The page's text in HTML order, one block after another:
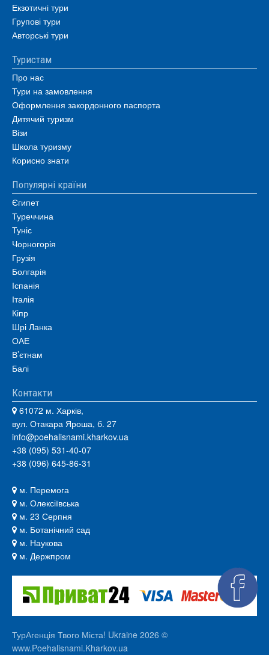
Екзотичні тури
Групові тури
Авторські тури
Туристам
Про нас
Тури на замовлення
Оформлення закордонного паспорта
Дитячий туризм
Візи
Школа туризму
Корисно знати
Популярні країни
Єгипет
Туреччина
Туніс
Чорногорія
Грузія
Болгарія
Іспанія
Італія
Кіпр
Шрі Ланка
ОАЕ
В’єтнам
Балі
Контакти
61072 м. Харків,
вул. Отакара Яроша, б. 27
info@poehalisnami.kharkov.ua
+38 (095) 531-40-07
+38 (096) 645-86-31
м. Перемога
м. Олексіївська
м. 23 Серпня
м. Ботанічний сад
м. Наукова
м. Держпром
ТурАгенція Твого Міста! Ukraine 2026 ©
www.Poehalisnami.Kharkov.ua